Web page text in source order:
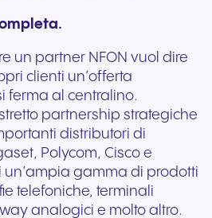
un partner NFON vuol dire
clienti un’offerta
ferma al centralino.
partnership strategiche
distributori di
Polycom, Cisco e
un’ampia gamma di prodotti
telefoniche, terminali
analogici e molto altro.